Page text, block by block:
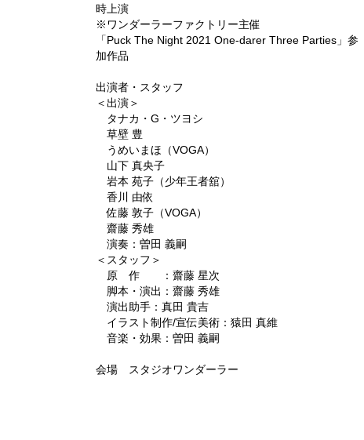
時上演
※ワンダーラーファクトリー主催
「Puck The Night 2021 One-darer Three Parties」参
加作品
出演者・スタッフ
＜出演＞
タナカ・G・ツヨシ
草壁 豊
うめいまほ（VOGA）
山下 真央子
岩本 苑子（少年王者舘）
香川 由依
佐藤 敦子（VOGA）
齋藤 秀雄
演奏：曽田 義嗣
＜スタッフ＞
原 作 ：齋藤 星次
脚本・演出：齋藤 秀雄
演出助手：真田 貴吉
イラスト制作/宣伝美術：猿田 真維
音楽・効果：曽田 義嗣
会場 スタジオワンダーラー